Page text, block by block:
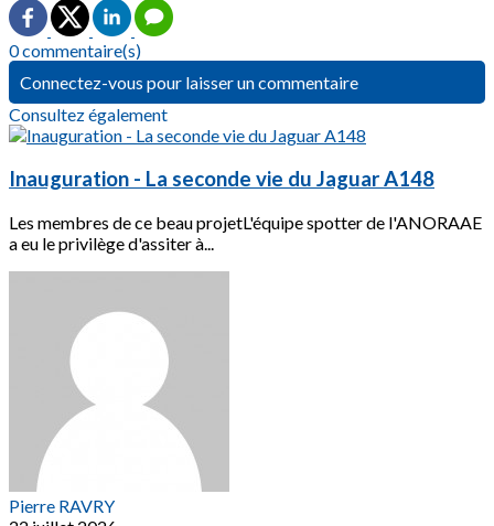
0 commentaire(s)
Connectez-vous pour laisser un commentaire
Consultez également
Inauguration - La seconde vie du Jaguar A148
Les membres de ce beau projetL'équipe spotter de l'ANORAAE
a eu le privilège d'assiter à...
Pierre RAVRY